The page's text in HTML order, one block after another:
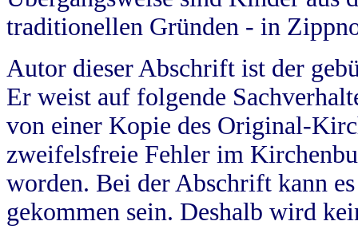
traditionellen Gründen - in
Autor dieser Abschrift ist der
Er weist auf folgende
von einer Kopie des Original-
zweifelsfreie Fehler im
worden. Bei der Abschrift kann
gekommen sein. Deshalb wird